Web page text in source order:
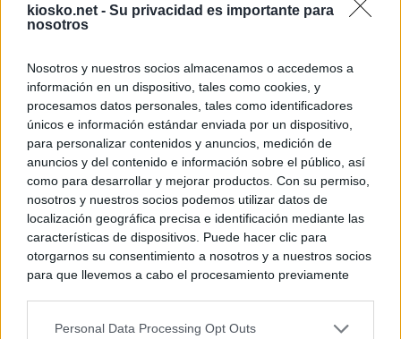
kiosko.net - Su privacidad es importante para
nosotros
Nosotros y nuestros socios almacenamos o accedemos a
información en un dispositivo, tales como cookies, y
procesamos datos personales, tales como identificadores
únicos e información estándar enviada por un dispositivo,
para personalizar contenidos y anuncios, medición de
anuncios y del contenido e información sobre el público, así
como para desarrollar y mejorar productos. Con su permiso,
nosotros y nuestros socios podemos utilizar datos de
localización geográfica precisa e identificación mediante las
características de dispositivos. Puede hacer clic para
otorgarnos su consentimiento a nosotros y a nuestros socios
para que llevemos a cabo el procesamiento previamente
negar su consentimiento. Tenga en cuenta que algún
Personal Data Processing Opt Outs
© Kiosko.net Terms and Conditions Privacy and Cookies